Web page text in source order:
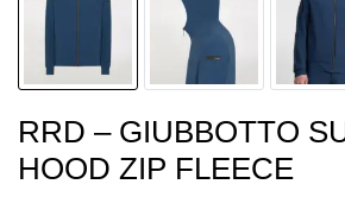
RRD – GIUBBOTTO
HOOD ZIP FLEECE